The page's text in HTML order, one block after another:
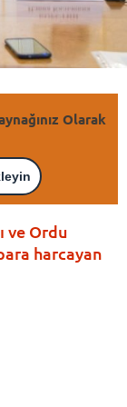
Olarak
ve Ordu
harcayan